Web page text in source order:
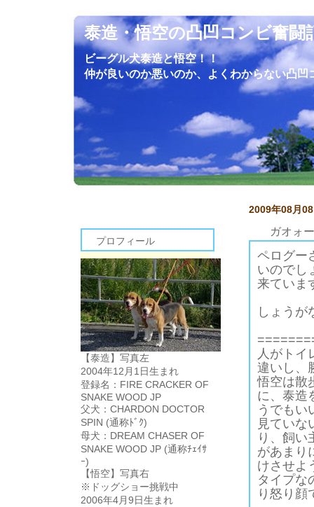
泰造・悟空の凸凹コンビ奮闘
ビーグル犬泰造と悟空！！
仲が良いのか悪いのか、よくわからない凸凹
プロフィール
【泰造】写真左
2004年12月1日生まれ
登録名：FIRE CRACKER OF
SNAKE WOOD JP
父犬：CHARDON DOCTOR
SPIN (通称ﾄﾞｸ)
母犬：DREAM CHASER OF
SNAKE WOOD JP (通称ﾁｪｲｻ
ｰ)
【悟空】写真右
※ドッグショー挑戦中
2006年4月9日生まれ
2009年08月
ガオォー
ペログー
いのでし
来ていま
しょうが
人がトイ
違いし、
悟空は散
に、泰造
うでもい
見ていな
り、飼い
があまり
けさせよ
タイプな
り怒り顔